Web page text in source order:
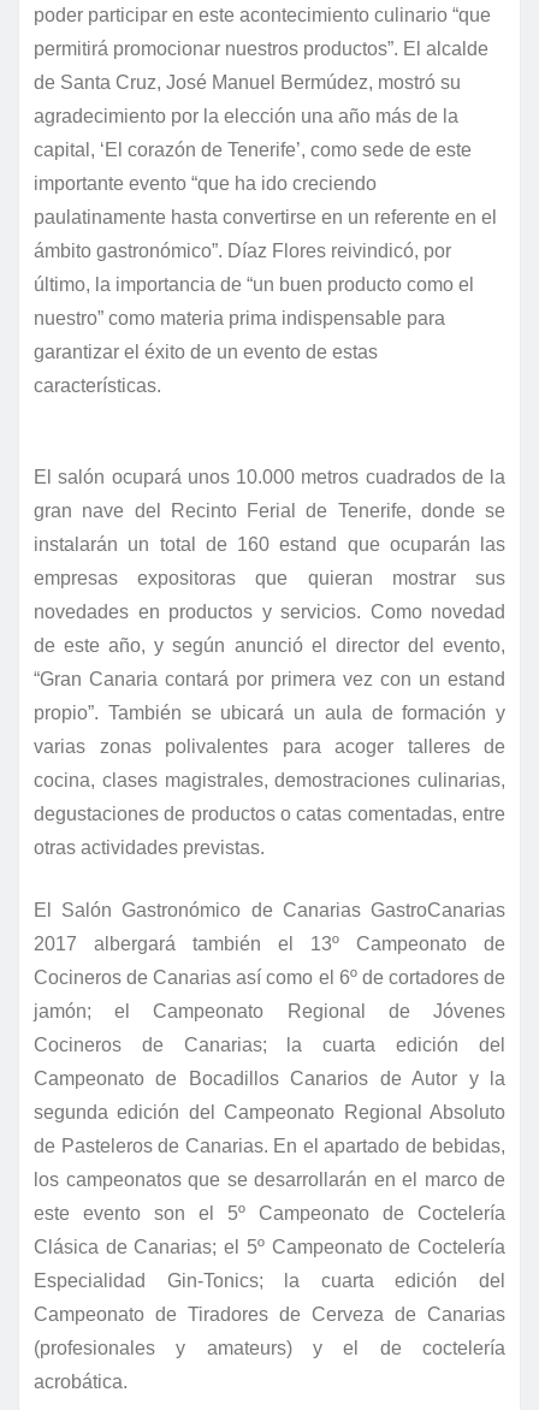
poder participar en este acontecimiento culinario “que
permitirá promocionar nuestros productos”. El alcalde
de Santa Cruz, José Manuel Bermúdez, mostró su
agradecimiento por la elección una año más de la
capital, ‘El corazón de Tenerife’, como sede de este
importante evento “que ha ido creciendo
paulatinamente hasta convertirse en un referente en el
ámbito gastronómico”. Díaz Flores reivindicó, por
último, la importancia de “un buen producto como el
nuestro” como materia prima indispensable para
garantizar el éxito de un evento de estas
características.
El salón ocupará unos 10.000 metros cuadrados de la
gran nave del Recinto Ferial de Tenerife, donde se
instalarán un total de 160 estand que ocuparán las
empresas expositoras que quieran mostrar sus
novedades en productos y servicios. Como novedad
de este año, y según anunció el director del evento,
“Gran Canaria contará por primera vez con un estand
propio”. También se ubicará un aula de formación y
varias zonas polivalentes para acoger talleres de
cocina, clases magistrales, demostraciones culinarias,
degustaciones de productos o catas comentadas, entre
otras actividades previstas.
El Salón Gastronómico de Canarias GastroCanarias
2017 albergará también el 13º Campeonato de
Cocineros de Canarias así como el 6º de cortadores de
jamón; el Campeonato Regional de Jóvenes
Cocineros de Canarias; la cuarta edición del
Campeonato de Bocadillos Canarios de Autor y la
segunda edición del Campeonato Regional Absoluto
de Pasteleros de Canarias. En el apartado de bebidas,
los campeonatos que se desarrollarán en el marco de
este evento son el 5º Campeonato de Coctelería
Clásica de Canarias; el 5º Campeonato de Coctelería
Especialidad Gin-Tonics; la cuarta edición del
Campeonato de Tiradores de Cerveza de Canarias
(profesionales y amateurs) y el de coctelería
acrobática.